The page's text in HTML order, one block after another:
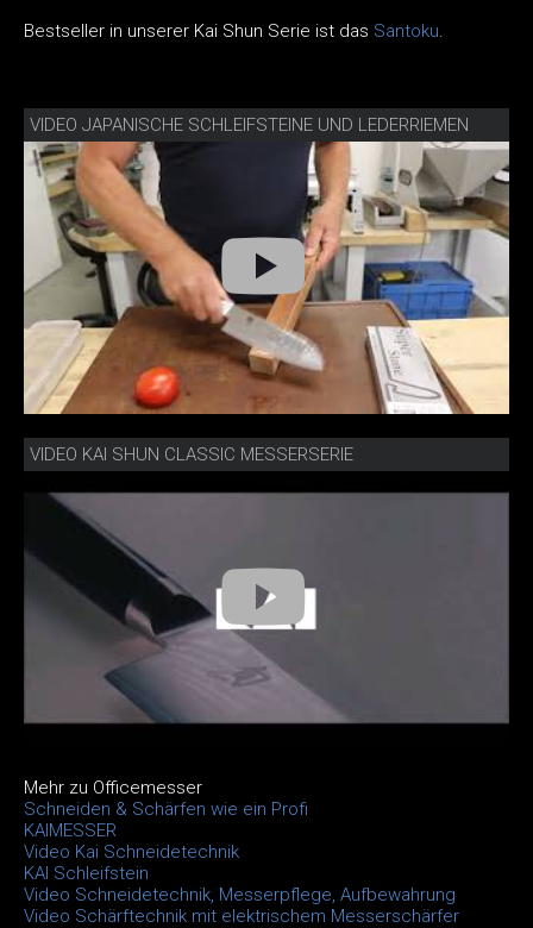
Bestseller in unserer Kai Shun Serie ist das Santoku.
VIDEO JAPANISCHE SCHLEIFSTEINE UND LEDERRIEMEN
VIDEO KAI SHUN CLASSIC MESSERSERIE
Mehr zu Officemesser
Schneiden & Schärfen wie ein Profi
KAIMESSER
Video Kai Schneidetechnik
KAI Schleifstein
Video Schneidetechnik, Messerpflege, Aufbewahrung
Video Schärftechnik mit elektrischem Messerschärfer